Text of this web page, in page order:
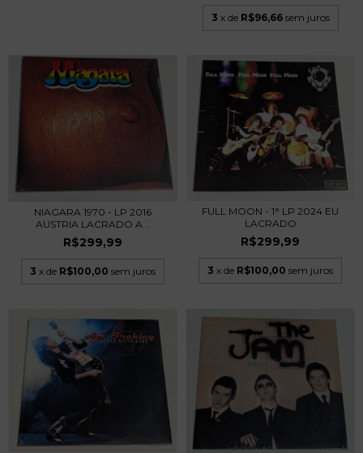
3 x de R$96,66 sem juros
NIAGARA 1970 - LP 2016
AUSTRIA LACRADO A...
R$299,99
3 x de R$100,00 sem juros
FULL MOON - 1° LP 2024 EU
LACRADO
R$299,99
3 x de R$100,00 sem juros